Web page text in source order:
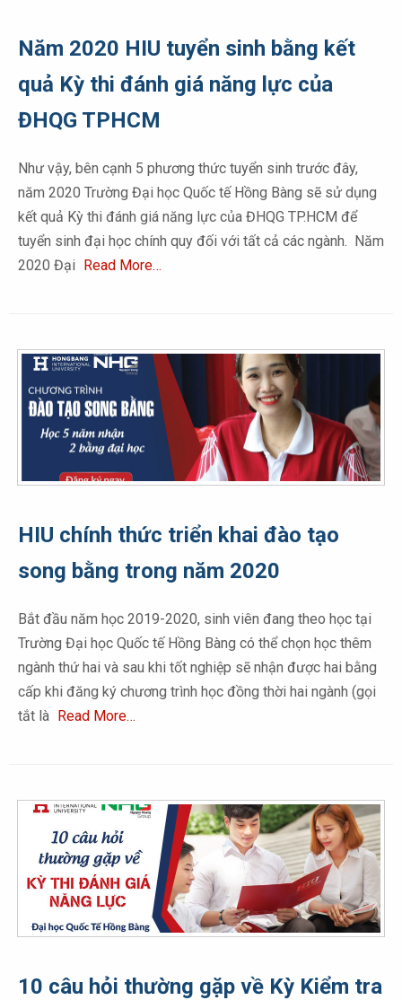
Năm 2020 HIU tuyển sinh bằng kết
quả Kỳ thi đánh giá năng lực của
ĐHQG TPHCM
Như vậy, bên cạnh 5 phương thức tuyển sinh trước đây,
năm 2020 Trường Đại học Quốc tế Hồng Bàng sẽ sử dụng
kết quả Kỳ thi đánh giá năng lực của ĐHQG TP.HCM để
tuyển sinh đại học chính quy đối với tất cả các ngành. Năm
2020 Đại Read More…
HIU chính thức triển khai đào tạo
song bằng trong năm 2020
Bắt đầu năm học 2019-2020, sinh viên đang theo học tại
Trường Đại học Quốc tế Hồng Bàng có thể chọn học thêm
ngành thứ hai và sau khi tốt nghiệp sẽ nhận được hai bằng
cấp khi đăng ký chương trình học đồng thời hai ngành (gọi
tắt là Read More…
10 câu hỏi thường gặp về Kỳ Kiểm tra